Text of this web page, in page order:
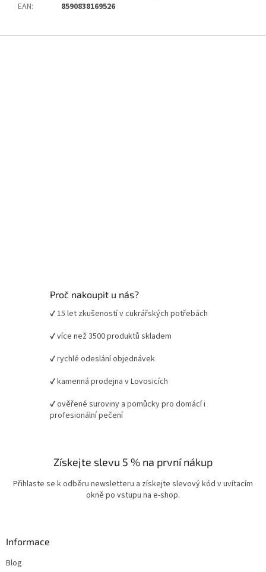
EAN: 8590838169526
Proč nakoupit u nás?
✔ 15 let zkušeností v cukrářských potřebách
✔ více než 3500 produktů skladem
✔ rychlé odeslání objednávek
✔ kamenná prodejna v Lovosicích
✔ ověřené suroviny a pomůcky pro domácí i
profesionální pečení
Získejte slevu 5 % na první nákup
Přihlaste se k odběru newsletteru a získejte slevový kód v uvítacím
okně po vstupu na e-shop.
Informace
Blog